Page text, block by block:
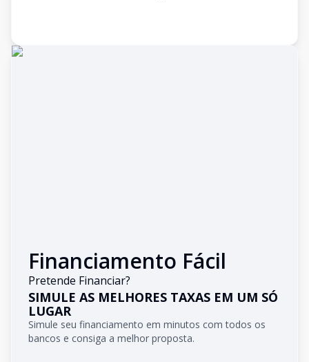
Financiamento Fácil
Pretende Financiar?
SIMULE AS MELHORES TAXAS EM UM SÓ
LUGAR
Simule seu financiamento em minutos com todos os
bancos e consiga a melhor proposta.